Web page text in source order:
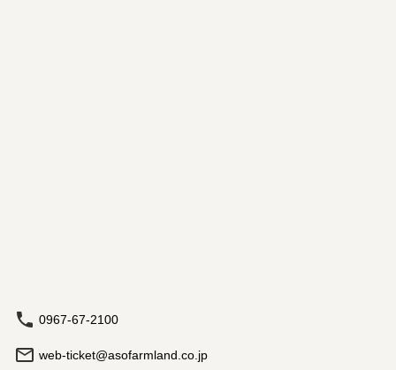
0967-67-2100
web-ticket@asofarmland.co.jp